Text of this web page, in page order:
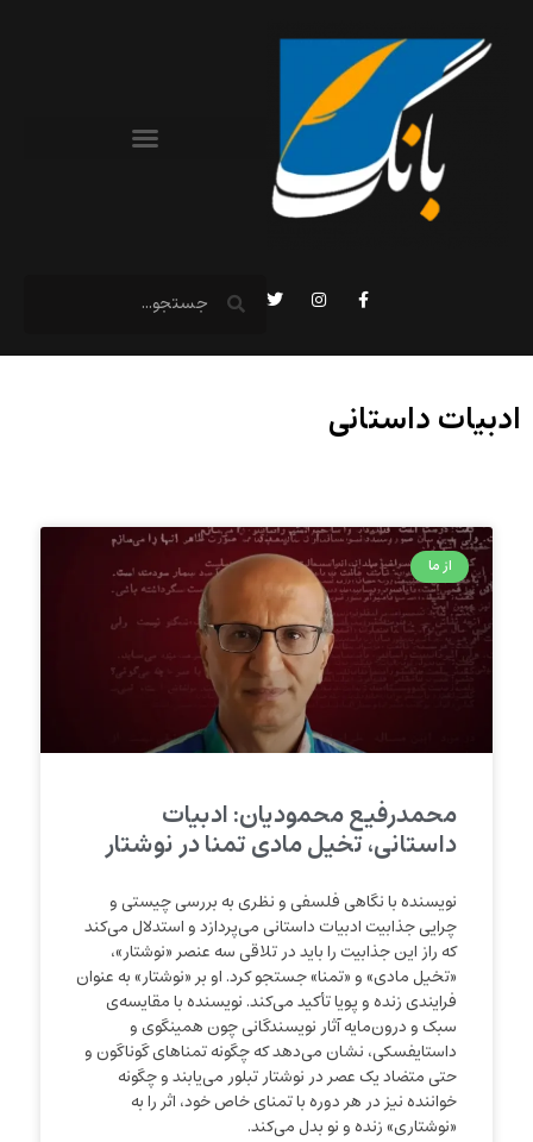
ادبیات داستانی
از ما
محمدرفیع محمودیان: ادبیات
داستانی، تخیل مادی تمنا در نوشتار
نویسنده با نگاهی فلسفی و نظری به بررسی چیستی و
چرایی جذابیت ادبیات داستانی می‌پردازد و استدلال می‌کند
که راز این جذابیت را باید در تلاقی سه عنصر «نوشتار»،
«تخیل مادی» و «تمنا» جستجو کرد. او بر «نوشتار» به عنوان
فرایندی زنده و پویا تأکید می‌کند. نویسنده با مقایسه‌ی
سبک و درون‌مایه آثار نویسندگانی چون همینگوی و
داستایفسکی، نشان می‌دهد که چگونه تمناهای گوناگون و
حتی متضاد یک عصر در نوشتار تبلور می‌یابند و چگونه
خواننده نیز در هر دوره با تمنای خاص خود، اثر را به
«نوشتاری» زنده و نو بدل می‌کند.